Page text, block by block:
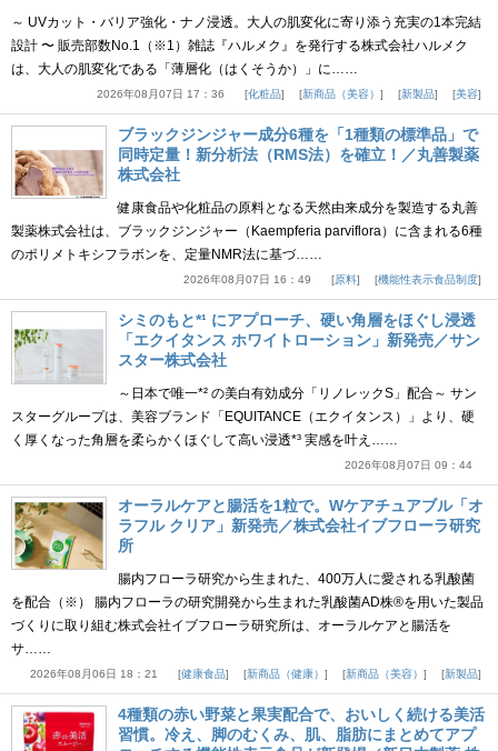
～ UVカット・バリア強化・ナノ浸透。大人の肌変化に寄り添う充実の1本完結
設計 〜 販売部数No.1（※1）雑誌『ハルメク』を発行する株式会社ハルメク
は、大人の肌変化である「薄層化（はくそうか）」に……
2026年08月07日 17：36 化粧品 新商品（美容） 新製品 美容
ブラックジンジャー成分6種を「1種類の標準品」で
同時定量！新分析法（RMS法）を確立！／丸善製薬
株式会社
健康食品や化粧品の原料となる天然由来成分を製造する丸善
製薬株式会社は、ブラックジンジャー（Kaempferia parviflora）に含まれる6種
のポリメトキシフラボンを、定量NMR法に基づ……
2026年08月07日 16：49 原料 機能性表示食品制度
シミのもと*¹ にアプローチ、硬い角層をほぐし浸透
「エクイタンス ホワイトローション」新発売／サン
スター株式会社
～日本で唯一*² の美白有効成分「リノレックS」配合～ サン
スターグループは、美容ブランド「EQUITANCE（エクイタンス）」より、硬
く厚くなった角層を柔らかくほぐして高い浸透*³ 実感を叶え……
2026年08月07日 09：44
オーラルケアと腸活を1粒で。Wケアチュアブル「オ
ラフル クリア」新発売／株式会社イブフローラ研究
所
腸内フローラ研究から生まれた、400万人に愛される乳酸菌
を配合（※） 腸内フローラの研究開発から生まれた乳酸菌AD株®を用いた製品
づくりに取り組む株式会社イブフローラ研究所は、オーラルケアと腸活を
サ……
2026年08月06日 18：21 健康食品 新商品（健康） 新商品（美容） 新製品
4種類の赤い野菜と果実配合で、おいしく続ける美活
習慣。冷え、脚のむくみ、肌、脂肪にまとめてアプ